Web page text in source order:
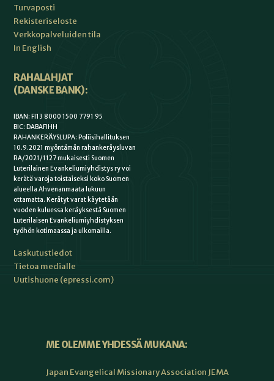
Turvaposti
Rekisteriseloste
Verkkopalveluiden tila
In English
RAHALAHJAT
(DANSKE BANK):
IBAN: FI13 8000 1500 7791 95
BIC: DABAFIHH
RAHANKERÄYSLUPA: Poliisihallituksen
10.9.2021 myöntämän rahankeräysluvan
RA/2021/1127 mukaisesti Suomen
Luterilainen Evankeliumiyhdistys ry voi
kerätä varoja toistaiseksi koko Suomen
alueella Ahvenanmaata lukuun
ottamatta. Kerätyt varat käytetään
vuoden kuluessa keräyksestä Suomen
Luterilaisen Evankeliumiyhdistyksen
työhön kotimaassa ja ulkomailla.
Laskutustiedot
Tietoa medialle
Uutishuone (epressi.com)
ME OLEMME YHDESSÄ MUKANA:
Japan Evangelical Missionary Association JEMA